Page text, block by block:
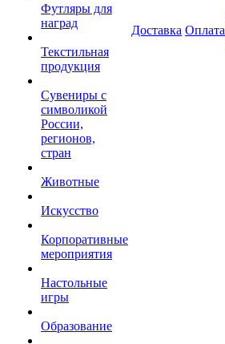
Футляры для
наград
Текстильная
продукция
Сувениры с
символикой
России,
регионов,
стран
Животные
Искусство
Корпоративные
мероприятия
Настольные
игры
Образование
Доставка Оплата